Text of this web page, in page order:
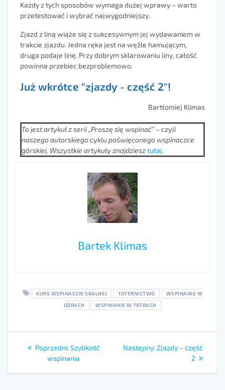
Każdy z tych sposobów wymaga dużej wprawy – warto
przetestować i wybrać najwygodniejszy.
Zjazd z liną wiąże się z sukcesywnym jej wydawaniem w
trakcie zjazdu. Jedna ręka jest na węźle hamującym,
druga podaje linę. Przy dobrym sklarowaniu liny, całość
powinna przebiec bezproblemowo.
Już wkrótce "zjazdy - część 2"!
Bartłomiej Klimas
To jest artykuł z serii „Proszę się wspinać” – czyli
naszego autorskiego cyklu poświęconego wspinaczce
górskiej. Wszystkie artykuły znajdziesztutaj.
Bartek Klimas
KURS WSPINACZKI SKALNEJ TATERNICTWO
WSPINANIE W
GÓRACH
WSPINANIE W TATRACH
Poprzedni: Szybkość
wspinania
Następny:Zjazdy – część
2